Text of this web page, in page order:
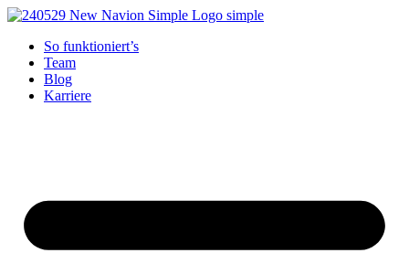
Zum
springenSo funktioniert’s
Team
Blog
Karriere